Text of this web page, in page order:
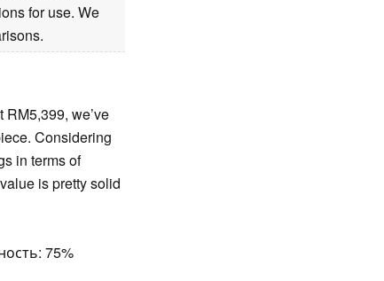
for use. We
we’ve
Considering
in terms of
is pretty solid
75%